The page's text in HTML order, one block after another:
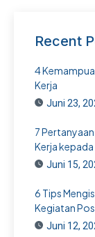
Recent
4
Kerja
Juni 23,
7
Kerja
Juni 15,
6 Tips
Kegiatan
Juni 12,